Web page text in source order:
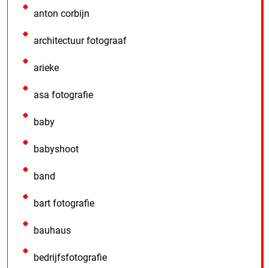
anton corbijn
architectuur fotograaf
arieke
asa fotografie
baby
babyshoot
band
bart fotografie
bauhaus
bedrijfsfotografie